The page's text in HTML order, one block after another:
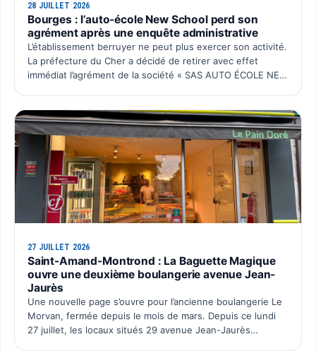
28 JUILLET 2026
Bourges : l’auto-école New School perd son
agrément après une enquête administrative
L’établissement berruyer ne peut plus exercer son activité.
La préfecture du Cher a décidé de retirer avec effet
immédiat l’agrément de la société « SAS AUTO ÉCOLE NEW
27 JUILLET 2026
Saint-Amand-Montrond : La Baguette Magique
ouvre une deuxième boulangerie avenue Jean-
Jaurès
Une nouvelle page s’ouvre pour l’ancienne boulangerie Le
Morvan, fermée depuis le mois de mars. Depuis ce lundi
27 juillet, les locaux situés 29 avenue Jean-Jaurès